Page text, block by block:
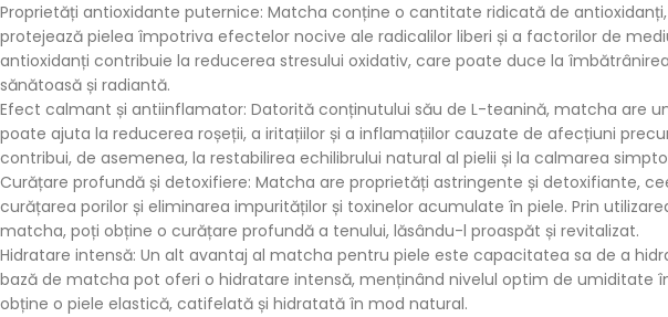
Proprietăți antioxidante puternice: Matcha conține o cantitate ridicată de
protejează pielea împotriva efectelor nocive ale radicalilor liberi și a factorilor de
antioxidanți contribuie la reducerea stresului oxidativ, care poate duce la
sănătoasă și radiantă.
Efect calmant și antiinflamator: Datorită conținutului său de L-teanină, matcha are
poate ajuta la reducerea roșeții, a iritațiilor și a inflamațiilor cauzate de afecțiuni
contribui, de asemenea, la restabilirea echilibrului natural al pielii și la calmarea
Curățare profundă și detoxifiere: Matcha are proprietăți astringente și detoxifiante,
curățarea porilor și eliminarea impurităților și toxinelor acumulate în piele. Prin
matcha, poți obține o curățare profundă a tenului, lăsându-l proaspăt și revitalizat.
Hidratare intensă: Un alt avantaj al matcha pentru piele este capacitatea sa de a
bază de matcha pot oferi o hidratare intensă, menținând nivelul optim de umiditate
obține o piele elastică, catifelată și hidratată în mod natural.